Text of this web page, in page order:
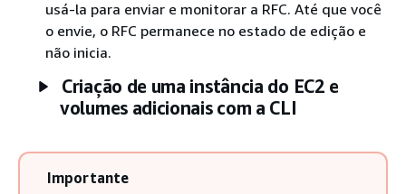
usá-la para enviar e monitorar a RFC. Até que você
o envie, o RFC permanece no estado de edição e
não inicia.
Criação de uma instância do EC2 e
volumes adicionais com a CLI
Importante